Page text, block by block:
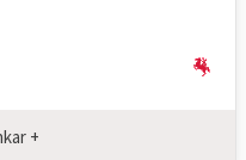
tabellen för att
fullständigt
+